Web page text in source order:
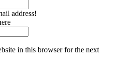
address!
in this browser for the next